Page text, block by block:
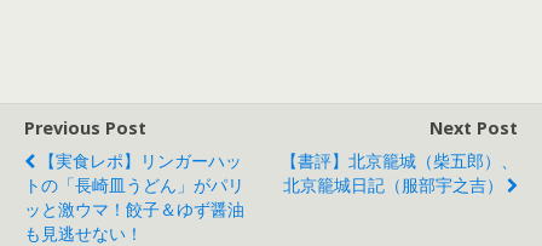
Previous Post
【実食レポ】リンガーハッ
トの「長崎皿うどん」がパリ
ッと激ウマ！餃子＆ゆず醤油
も見逃せない！
Next Post
【書評】北京籠城（柴五郎）、
北京籠城日記（服部宇之吉）